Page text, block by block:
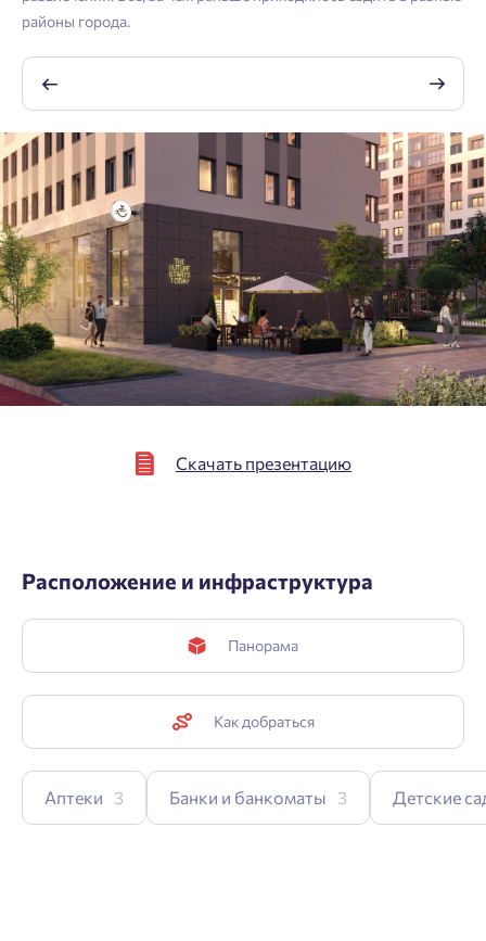
Скачать презентацию
районы города.
Расположение и инфраструктура
Панорама
Как добраться
Аптеки 3 Банки и банкоматы 3 Детские
Нажимая кнопку «Отправить», вы даёте согласие на обработку
${ getCodeBtnText }